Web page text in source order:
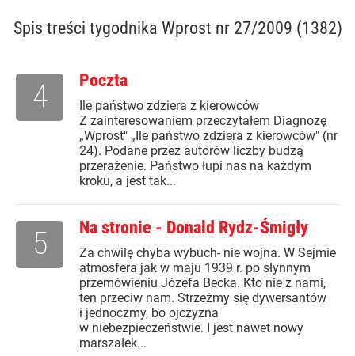
Spis treści tygodnika Wprost nr 27/2009 (1382)
Poczta
Ile państwo zdziera z kierowców
Z zainteresowaniem przeczytałem Diagnozę
„Wprost" „Ile państwo zdziera z kierowców" (nr
24). Podane przez autorów liczby budzą
przerażenie. Państwo łupi nas na każdym
kroku, a jest tak...
4
Na stronie - Donald Rydz-Śmigły
Za chwilę chyba wybuch- nie wojna. W Sejmie
atmosfera jak w maju 1939 r. po słynnym
przemówieniu Józefa Becka. Kto nie z nami,
ten przeciw nam. Strzeżmy się dywersantów
i jednoczmy, bo ojczyzna
w niebezpieczeństwie. I jest nawet nowy
marszałek...
5